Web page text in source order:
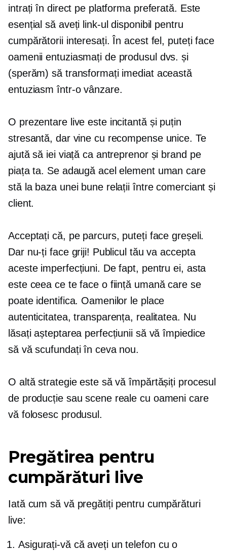
intrați în direct pe platforma preferată. Este
esențial să aveți link-ul disponibil pentru
cumpărătorii interesați. În acest fel, puteți face
oamenii entuziasmați de produsul dvs. și
(sperăm) să transformați imediat această
entuziasm într-o vânzare.
O prezentare live este incitantă și puțin
stresantă, dar vine cu recompense unice. Te
ajută să iei viață ca antreprenor și brand pe
piața ta. Se adaugă acel element uman care
stă la baza unei bune relații între comerciant și
client.
Acceptați că, pe parcurs, puteți face greșeli.
Dar nu-ți face griji! Publicul tău va accepta
aceste imperfecțiuni. De fapt, pentru ei, asta
este ceea ce te face o ființă umană care se
poate identifica. Oamenilor le place
autenticitatea, transparența, realitatea. Nu
lăsați așteptarea perfecțiunii să vă împiedice
să vă scufundați în ceva nou.
O altă strategie este să vă împărtășiți procesul
de producție sau scene reale cu oameni care
vă folosesc produsul.
Pregătirea pentru
cumpărături live
Iată cum să vă pregătiți pentru cumpărături
live:
Asigurați-vă că aveți un telefon cu o